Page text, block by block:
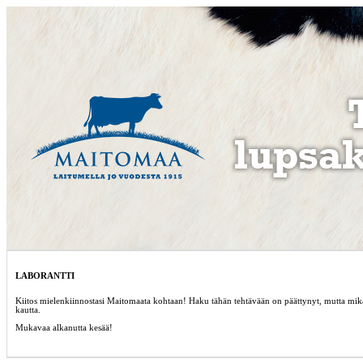
LABORANTTI
Kiitos mielenkiinnostasi Maitomaata kohtaan! Haku tähän tehtävään on päättynyt, mutta
kautta.
Mukavaa alkanutta kesää!